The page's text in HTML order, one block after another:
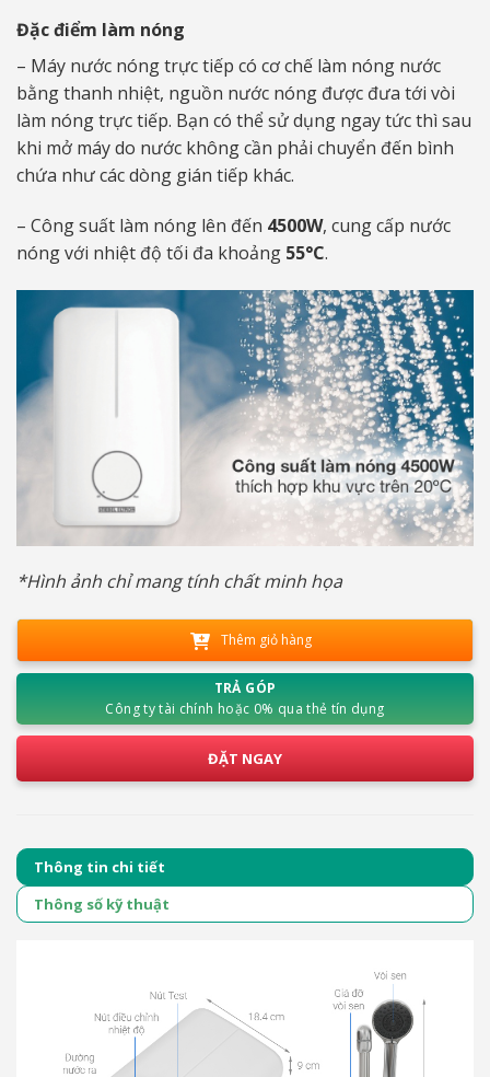
Đặc điểm làm nóng
– Máy nước nóng trực tiếp có cơ chế làm nóng nước
bằng thanh nhiệt, nguồn nước nóng được đưa tới vòi
làm nóng trực tiếp. Bạn có thể sử dụng ngay tức thì sau
khi mở máy do nước không cần phải chuyển đến bình
chứa như các dòng gián tiếp khác.
– Công suất làm nóng lên đến 4500W, cung cấp nước
nóng với nhiệt độ tối đa khoảng 55°C.
*Hình ảnh chỉ mang tính chất minh họa
Thêm giỏ hàng
TRẢ GÓP
Công ty tài chính hoặc 0% qua thẻ tín dụng
ĐẶT NGAY
Thông tin chi tiết
Thông số kỹ thuật